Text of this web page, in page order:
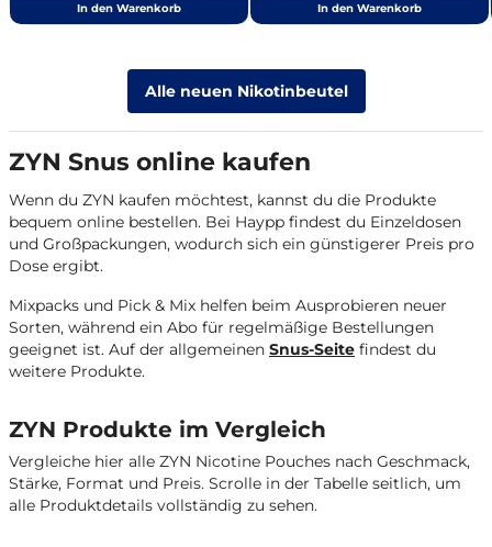
In den Warenkorb In den Warenkorb
Alle neuen Nikotinbeutel
ZYN Snus online kaufen
Wenn du ZYN kaufen möchtest, kannst du die Produkte
bequem online bestellen. Bei Haypp findest du Einzeldosen
und Großpackungen, wodurch sich ein günstigerer Preis pro
Dose ergibt.
Mixpacks und Pick & Mix helfen beim Ausprobieren neuer
Sorten, während ein Abo für regelmäßige Bestellungen
geeignet ist. Auf der allgemeinen Snus-Seite findest du
weitere Produkte.
ZYN Produkte im Vergleich
Vergleiche hier alle ZYN Nicotine Pouches nach Geschmack,
Stärke, Format und Preis. Scrolle in der Tabelle seitlich, um
alle Produktdetails vollständig zu sehen.